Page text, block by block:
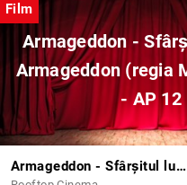
Film
Armageddon -
Armageddon (regia
- AP 12
Armageddon - Sfârșitul lumii? / Armageddon (regia Michael Bay) - AP 12